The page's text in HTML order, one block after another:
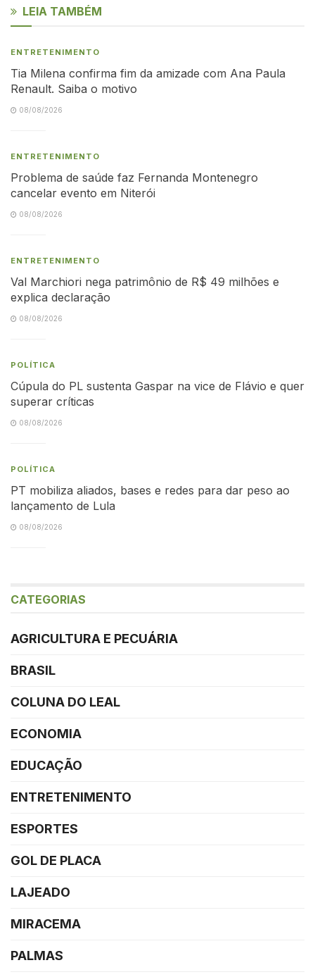
LEIA TAMBÉM
ENTRETENIMENTO
Tia Milena confirma fim da amizade com Ana Paula
Renault. Saiba o motivo
08/08/2026
ENTRETENIMENTO
Problema de saúde faz Fernanda Montenegro
cancelar evento em Niterói
08/08/2026
ENTRETENIMENTO
Val Marchiori nega patrimônio de R$ 49 milhões e
explica declaração
08/08/2026
POLÍTICA
Cúpula do PL sustenta Gaspar na vice de Flávio e quer
superar críticas
08/08/2026
POLÍTICA
PT mobiliza aliados, bases e redes para dar peso ao
lançamento de Lula
08/08/2026
CATEGORIAS
AGRICULTURA E PECUÁRIA
BRASIL
COLUNA DO LEAL
ECONOMIA
EDUCAÇÃO
ENTRETENIMENTO
ESPORTES
GOL DE PLACA
LAJEADO
MIRACEMA
PALMAS